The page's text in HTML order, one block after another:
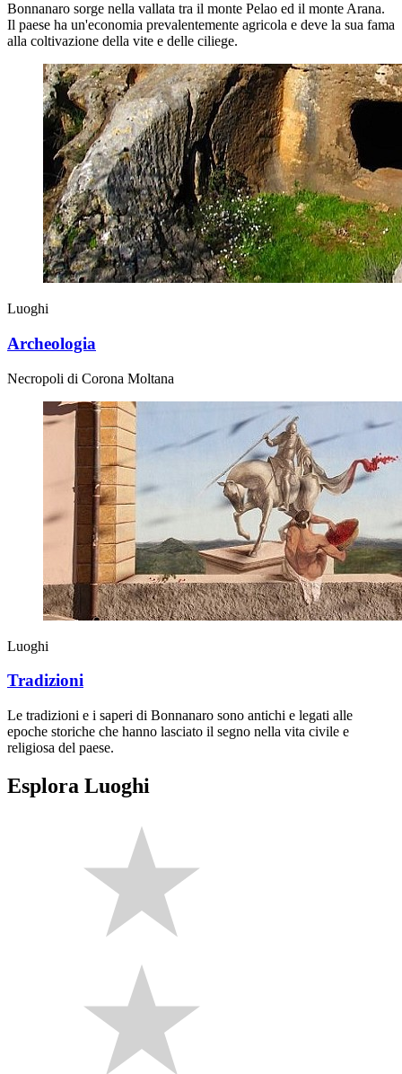
Bonnanaro sorge nella vallata tra il monte Pelao ed il monte Arana.
Il paese ha un'economia prevalentemente agricola e deve la sua fama
alla coltivazione della vite e delle ciliege.
Luoghi
Archeologia
Necropoli di Corona Moltana
Luoghi
Tradizioni
Le tradizioni e i saperi di Bonnanaro sono antichi e legati alle
epoche storiche che hanno lasciato il segno nella vita civile e
religiosa del paese.
Esplora Luoghi